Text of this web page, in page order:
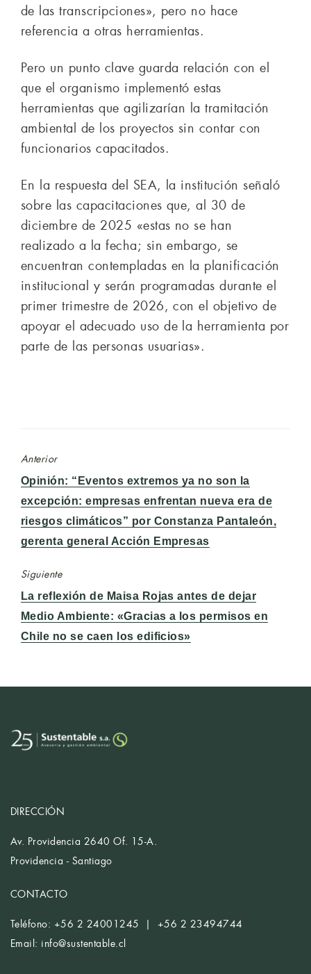
de las transcripciones», pero no hace
referencia a otras herramientas.
Pero un punto clave guarda relación con el
que el organismo implementó estas
herramientas que agilizarían la tramitación
ambiental de los proyectos sin contar con
funcionarios capacitados.
En la respuesta del SEA, la institución señaló
sobre las capacitaciones que, al 30 de
diciembre de 2025 «estas no se han
realizado a la fecha; sin embargo, se
encuentran contempladas en la planificación
institucional y serán programadas durante el
primer trimestre de 2026, con el objetivo de
apoyar el adecuado uso de la herramienta por
parte de las personas usuarias».
Anterior
Entrada
anterior:
Opinión: “Eventos extremos ya no son la
excepción: empresas enfrentan nueva era de
riesgos climáticos” por Constanza Pantaleón,
gerenta general Acción Empresas
Siguiente
Entrada
siguiente:
La reflexión de Maisa Rojas antes de dejar
Medio Ambiente: «Gracias a los permisos en
Chile no se caen los edificios»
DIRECCIÓN
Av. Providencia 2640 Of. 15-A.
Providencia - Santiago
CONTACTO
Teléfono: +56 2 24001245 | +56 2 23494744
Email: info@sustentable.cl